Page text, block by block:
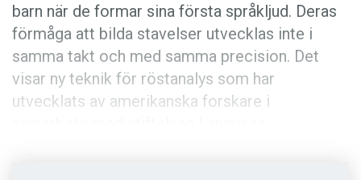
barn när de formar sina första språkljud. Deras
förmåga att bilda stavelser utvecklas inte i
samma takt och med samma precision. Det
visar ny teknik för röstanalys som har
utvecklats av amerikanska forskare i